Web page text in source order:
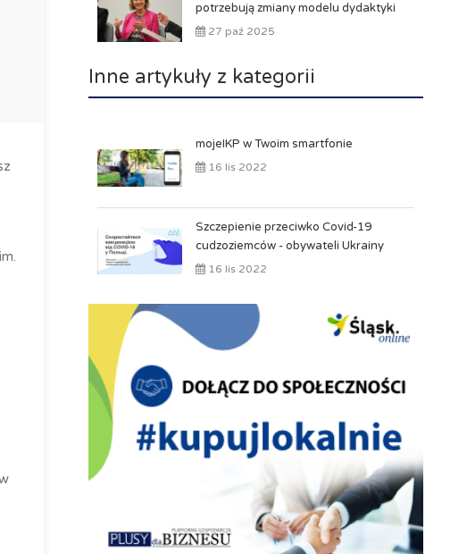
potrzebują zmiany modelu dydaktyki
27 paź 2025
Inne artykuły z kategorii
mojeIKP w Twoim smartfonie
16 lis 2022
Szczepienie przeciwko Covid-19
cudzoziemców - obywateli Ukrainy
16 lis 2022